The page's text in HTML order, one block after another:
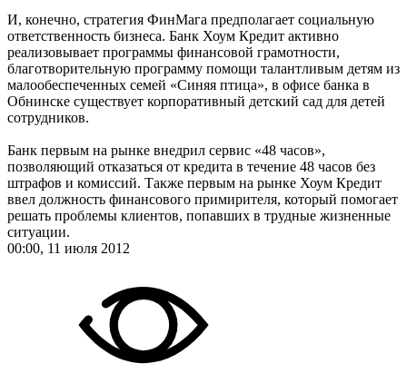
И, конечно, стратегия ФинМага предполагает социальную
ответственность бизнеса. Банк Хоум Кредит активно
реализовывает программы финансовой грамотности,
благотворительную программу помощи талантливым детям из
малообеспеченных семей «Синяя птица», в офисе банка в
Обнинске существует корпоративный детский сад для детей
сотрудников.
Банк первым на рынке внедрил сервис «48 часов»,
позволяющий отказаться от кредита в течение 48 часов без
штрафов и комиссий. Также первым на рынке Хоум Кредит
ввел должность финансового примирителя, который помогает
решать проблемы клиентов, попавших в трудные жизненные
ситуации.
00:00, 11 июля 2012